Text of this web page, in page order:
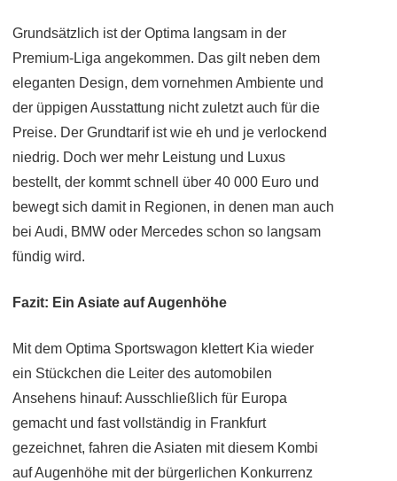
Grundsätzlich ist der Optima langsam in der
Premium-Liga angekommen. Das gilt neben dem
eleganten Design, dem vornehmen Ambiente und
der üppigen Ausstattung nicht zuletzt auch für die
Preise. Der Grundtarif ist wie eh und je verlockend
niedrig. Doch wer mehr Leistung und Luxus
bestellt, der kommt schnell über 40 000 Euro und
bewegt sich damit in Regionen, in denen man auch
bei Audi, BMW oder Mercedes schon so langsam
fündig wird.
Fazit: Ein Asiate auf Augenhöhe
Mit dem Optima Sportswagon klettert Kia wieder
ein Stückchen die Leiter des automobilen
Ansehens hinauf: Ausschließlich für Europa
gemacht und fast vollständig in Frankfurt
gezeichnet, fahren die Asiaten mit diesem Kombi
auf Augenhöhe mit der bürgerlichen Konkurrenz